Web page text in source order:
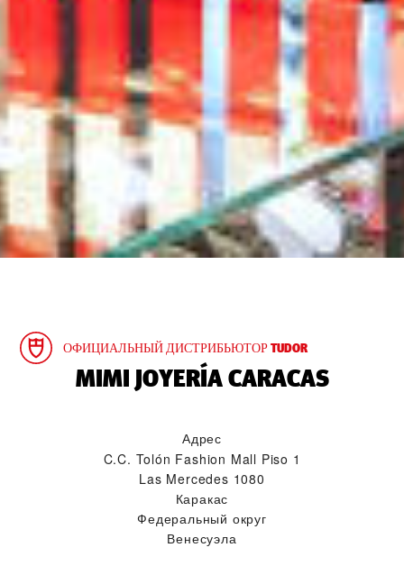
ОФИЦИАЛЬНЫЙ ДИСТРИБЬЮТОР TUDOR
‭MIMI JOYERÍA CARACAS‬
Адрес
C.C. Tolón Fashion Mall Piso 1
Las Mercedes 1080
Каракас
Федеральный округ
Венесуэла